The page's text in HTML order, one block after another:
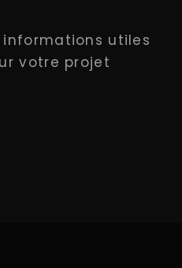
informations utiles
votre projet